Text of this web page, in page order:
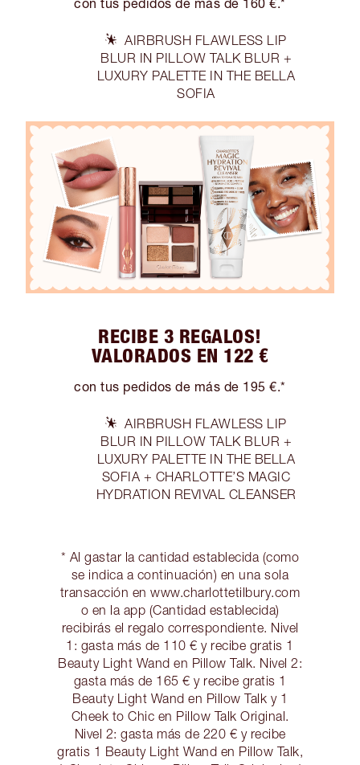
AIRBRUSH FLAWLESS LIP
BLUR IN PILLOW TALK BLUR +
LUXURY PALETTE IN THE BELLA
SOFIA
RECIBE 3 REGALOS!
VALORADOS EN 122 €
con tus pedidos de más de 195 €.*
AIRBRUSH FLAWLESS LIP
BLUR IN PILLOW TALK BLUR +
LUXURY PALETTE IN THE BELLA
SOFIA + CHARLOTTE’S MAGIC
HYDRATION REVIVAL CLEANSER
* Al gastar la cantidad establecida (como
se indica a continuación) en una sola
transacción en www.charlottetilbury.com
o en la app (Cantidad establecida)
recibirás el regalo correspondiente. Nivel
1: gasta más de 110 € y recibe gratis 1
Beauty Light Wand en Pillow Talk. Nivel 2:
gasta más de 165 € y recibe gratis 1
Beauty Light Wand en Pillow Talk y 1
Cheek to Chic en Pillow Talk Original.
Nivel 2: gasta más de 220 € y recibe
gratis 1 Beauty Light Wand en Pillow Talk,